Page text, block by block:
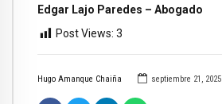
Hugo Amanque Chaiña septiembre 21, 2025
Edgar Lajo Paredes – Abogado
Post Views: 3